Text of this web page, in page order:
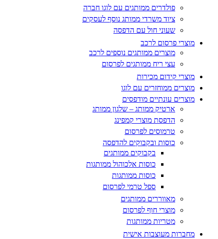
פולדרים ממותגים עם לוגו חברה
ציוד משרדי ממותג נוסף לעסקים
שעוני חול עם הדפסה
מוצרי פרסום לרכב
מוצרים ממותגים נוספים לרכב
עצי ריח ממותגים לפרסום
מוצרי קידום מכירות
מוצרים ממוחזרים עם לוגו
מוצרים עונתיים מודפסים
ארטיק ממותג – שלגון ממותג
הדפסת מוצרי קמפינג
טרמוסים לפרסום
כוסות ובקבוקים להדפסה
בקבוקים ממותגים
כוסות אלכוהול ממותגות
כוסות ממותגות
ספל טרמי לפרסום
מאווררים ממותגים
מוצרי חוף לפרסום
מטריות ממותגות
מחברות מעוצבות אישית